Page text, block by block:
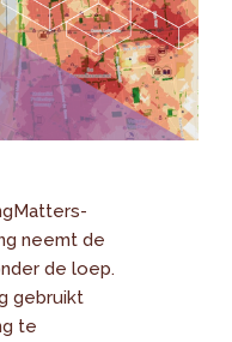
neemt de
de loep.
gebruikt
te